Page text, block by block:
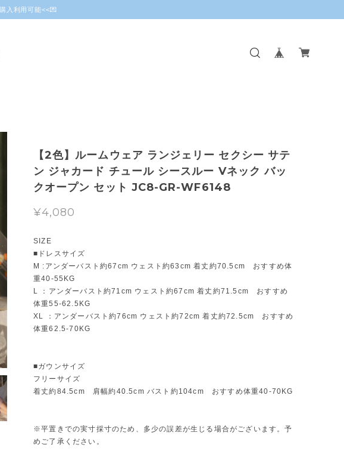
入利用可能<<💌
【2色】ルームウェア ランジェリー セクシー サテ
ン ジャカード チュール シースルー Vネック バッ
クオープン セット JC8-GR-WF6148
¥4,080
SIZE
■ドレスサイズ
M :アンダーバスト約67cm ウェスト約63cm 着丈約70.5cm おすすめ体
重40-55KG
L ：アンダーバスト約71cm ウェスト約67cm 着丈約71.5cm おすすめ
体重55-62.5KG
XL ：アンダーバスト約76cm ウェスト約72cm 着丈約72.5cm おすすめ
体重62.5-70KG
■ガウンサイズ
フリーサイズ
着丈約84.5cm 肩幅約40.5cm バスト約104cm おすすめ体重40-70KG
※平置きでの実寸採寸のため、多少の誤差が生じる場合がございます。予
めご了承ください。